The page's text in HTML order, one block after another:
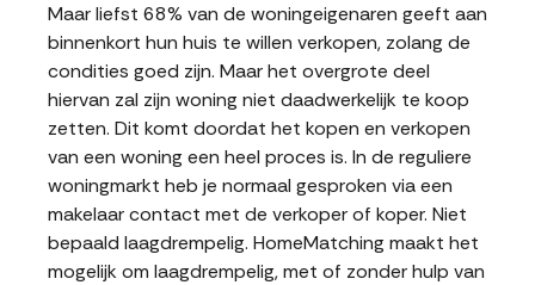
Maar liefst 68% van de woningeigenaren geeft aan
binnenkort hun huis te willen verkopen, zolang de
condities goed zijn. Maar het overgrote deel
hiervan zal zijn woning niet daadwerkelijk te koop
zetten. Dit komt doordat het kopen en verkopen
van een woning een heel proces is. In de reguliere
woningmarkt heb je normaal gesproken via een
makelaar contact met de verkoper of koper. Niet
bepaald laagdrempelig. HomeMatching maakt het
mogelijk om laagdrempelig, met of zonder hulp van